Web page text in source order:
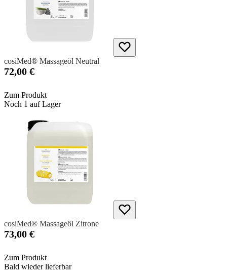
cosiMed® Massageöl Neutral
72,00 €
Zum Produkt
Noch 1 auf Lager
cosiMed® Massageöl Zitrone
73,00 €
Zum Produkt
Bald wieder lieferbar